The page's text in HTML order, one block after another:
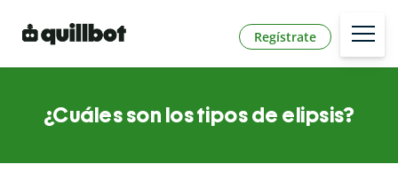
Regístrate
¿Cuáles son los tipos de elipsis?